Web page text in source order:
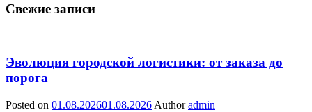
Свежие записи
Эволюция городской логистики: от заказа до
порога
Posted on 01.08.202601.08.2026 Author admin